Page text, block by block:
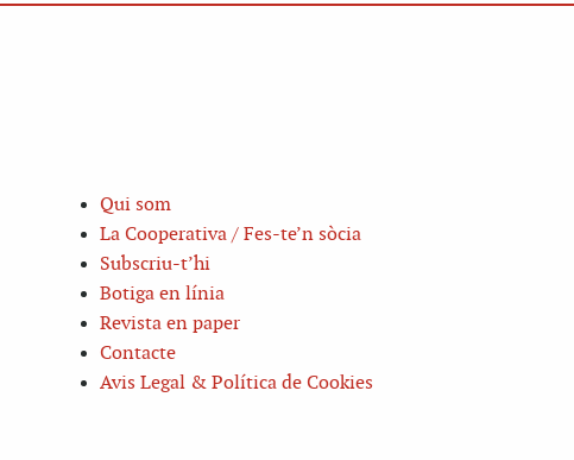
Qui som
La Cooperativa / Fes-te’n sòcia
Subscriu-t’hi
Botiga en línia
Revista en paper
Contacte
Avis Legal & Política de Cookies